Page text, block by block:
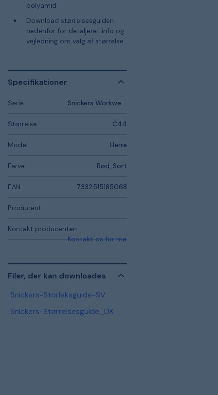
polyamid
Download størrelsesguiden
nedenfor for detaljeret info og
vejledning om valg af størrelse
Specifikationer
Serie Snickers Workwear FlexiWork
Størrelse C44
Model Herre
Farve Rød, Sort
EAN 7332515185068
Producent
Kontakt producenten
Kontakt os for mere information
Filer, der kan downloades
Snickers-Storleksguide-SV
Snickers-Størrelsesguide_DK